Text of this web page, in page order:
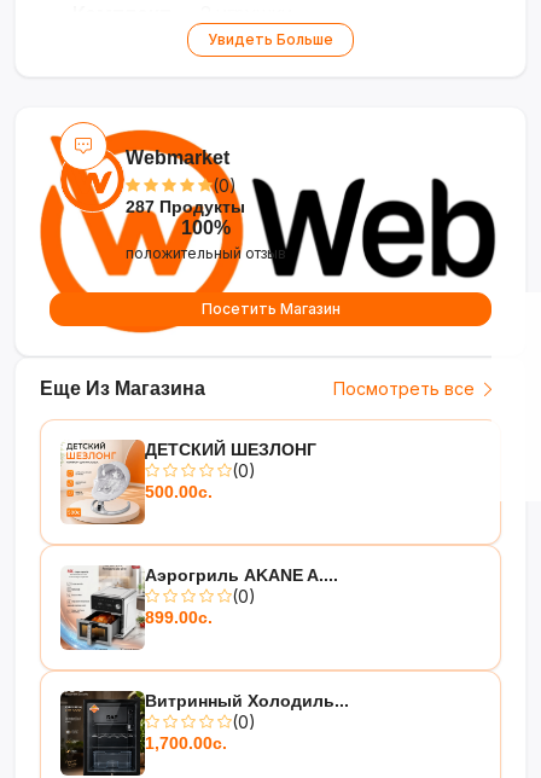
Увидеть Больше
Еще Из Магазина Посмотреть все
ДЕТСКИЙ ШЕЗЛОНГ
(0)
500.00с.
Аэрогриль AKANE A....
(0)
899.00с.
Витринный Холодиль...
(0)
1,700.00с.
Webmarket
(0)
287 Продукты
100%
положительный отзыв
Посетить Магазин